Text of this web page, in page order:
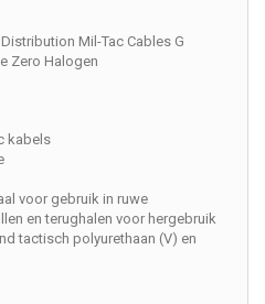
Mil-Tac Cables G
Zero Halogen
kabels
voor gebruik in ruwe
en terughalen voor hergebruik
tactisch polyurethaan (V) en